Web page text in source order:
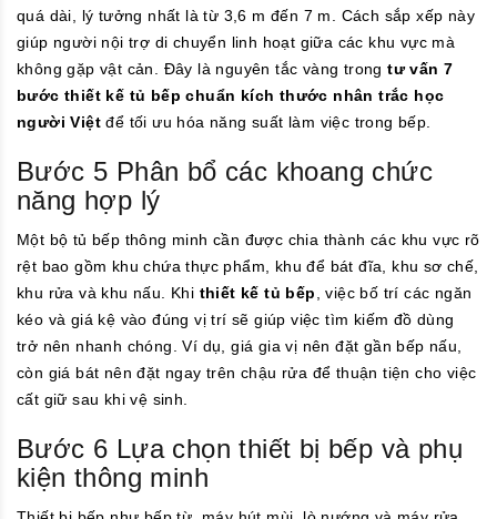
quá dài, lý tưởng nhất là từ 3,6 m đến 7 m. Cách sắp xếp này
giúp người nội trợ di chuyển linh hoạt giữa các khu vực mà
không gặp vật cản. Đây là nguyên tắc vàng trongtư vấn 7
bước thiết kế tủ bếp chuẩn kích thước nhân trắc học
người Việt để tối ưu hóa năng suất làm việc trong bếp.
Bước 5 Phân bổ các khoang chức
năng hợp lý
Một bộ tủ bếp thông minh cần được chia thành các khu vực rõ
rệt bao gồm khu chứa thực phẩm, khu để bát đĩa, khu sơ chế,
khu rửa và khu nấu. Khi thiết kế tủ bếp, việc bố trí các ngăn
kéo và giá kệ vào đúng vị trí sẽ giúp việc tìm kiếm đồ dùng
trở nên nhanh chóng. Ví dụ, giá gia vị nên đặt gần bếp nấu,
còn giá bát nên đặt ngay trên chậu rửa để thuận tiện cho việc
cất giữ sau khi vệ sinh.
Bước 6 Lựa chọn thiết bị bếp và phụ
kiện thông minh